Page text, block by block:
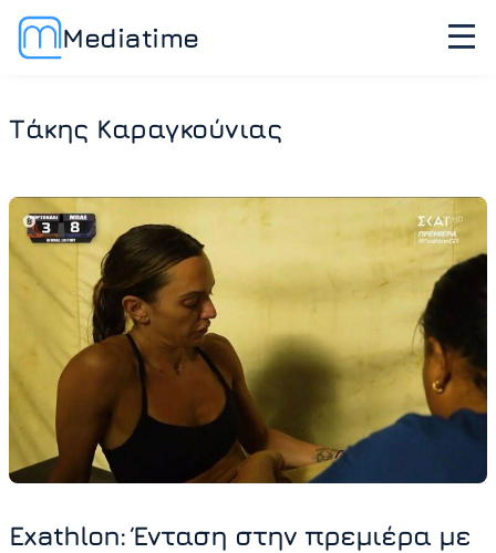
Mediatime
Τάκης Καραγκούνιας
Exathlon: Ένταση στην πρεμιέρα με